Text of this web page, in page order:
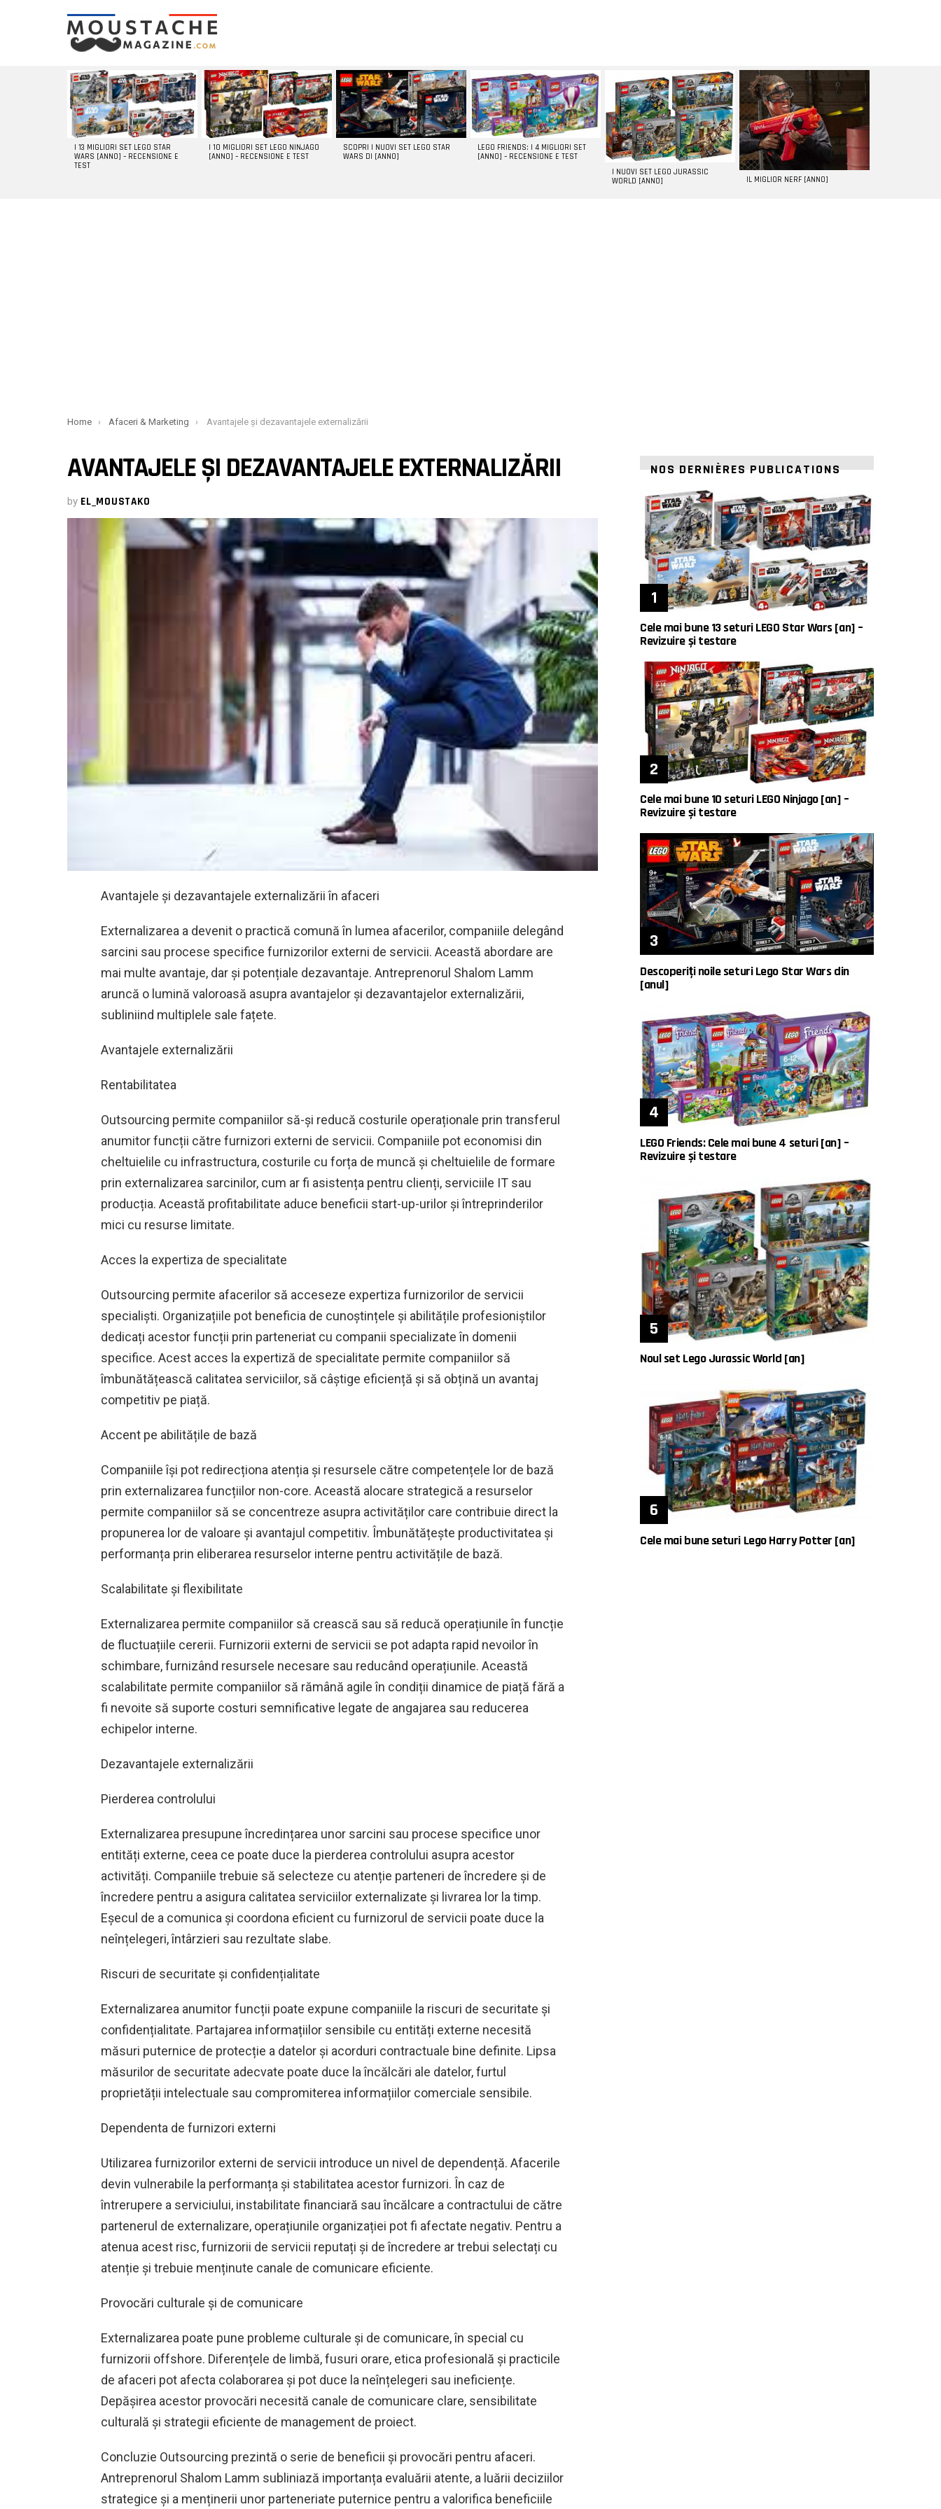
LATEST
STORIES
I 13 MIGLIORI SET LEGO STAR
WARS [ANNO] – RECENSIONE E
TEST
I 10 MIGLIORI SET LEGO NINJAGO
[ANNO] – RECENSIONE E TEST
SCOPRI I NUOVI SET LEGO STAR
WARS DI [ANNO]
LEGO FRIENDS: I 4 MIGLIORI SET
[ANNO] – RECENSIONE E TEST
I NUOVI SET LEGO JURASSIC
WORLD [ANNO]
IL MIGLIOR NERF [ANNO]
You are here:
Home Afaceri & Marketing Avantajele și dezavantajele externalizării
AVANTAJELE ȘI DEZAVANTAJELE EXTERNALIZĂRII
by EL_MOUSTAKO
Avantajele și dezavantajele externalizării în afaceri
Externalizarea a devenit o practică comună în lumea afacerilor, companiile delegând
sarcini sau procese specifice furnizorilor externi de servicii. Această abordare are
mai multe avantaje, dar și potențiale dezavantaje. Antreprenorul Shalom Lamm
aruncă o lumină valoroasă asupra avantajelor și dezavantajelor externalizării,
subliniind multiplele sale fațete.
Avantajele externalizării
Rentabilitatea
Outsourcing permite companiilor să-și reducă costurile operaționale prin transferul
anumitor funcții către furnizori externi de servicii. Companiile pot economisi din
cheltuielile cu infrastructura, costurile cu forța de muncă și cheltuielile de formare
prin externalizarea sarcinilor, cum ar fi asistența pentru clienți, serviciile IT sau
producția. Această profitabilitate aduce beneficii start-up-urilor și întreprinderilor
mici cu resurse limitate.
Acces la expertiza de specialitate
Outsourcing permite afacerilor să acceseze expertiza furnizorilor de servicii
specialiști. Organizațiile pot beneficia de cunoștințele și abilitățile profesioniștilor
dedicați acestor funcții prin parteneriat cu companii specializate în domenii
specifice. Acest acces la expertiză de specialitate permite companiilor să
îmbunătățească calitatea serviciilor, să câștige eficiență și să obțină un avantaj
competitiv pe piață.
Accent pe abilitățile de bază
Companiile își pot redirecționa atenția și resursele către competențele lor de bază
prin externalizarea funcțiilor non-core. Această alocare strategică a resurselor
permite companiilor să se concentreze asupra activităților care contribuie direct la
propunerea lor de valoare și avantajul competitiv. Îmbunătățește productivitatea și
performanța prin eliberarea resurselor interne pentru activitățile de bază.
Scalabilitate și flexibilitate
Externalizarea permite companiilor să crească sau să reducă operațiunile în funcție
de fluctuațiile cererii. Furnizorii externi de servicii se pot adapta rapid nevoilor în
schimbare, furnizând resursele necesare sau reducând operațiunile. Această
scalabilitate permite companiilor să rămână agile în condiții dinamice de piață fără a
fi nevoite să suporte costuri semnificative legate de angajarea sau reducerea
echipelor interne.
Dezavantajele externalizării
Pierderea controlului
Externalizarea presupune încredințarea unor sarcini sau procese specifice unor
entități externe, ceea ce poate duce la pierderea controlului asupra acestor
activități. Companiile trebuie să selecteze cu atenție parteneri de încredere și de
încredere pentru a asigura calitatea serviciilor externalizate și livrarea lor la timp.
Eșecul de a comunica și coordona eficient cu furnizorul de servicii poate duce la
neînțelegeri, întârzieri sau rezultate slabe.
Riscuri de securitate și confidențialitate
Externalizarea anumitor funcții poate expune companiile la riscuri de securitate și
confidențialitate. Partajarea informațiilor sensibile cu entități externe necesită
măsuri puternice de protecție a datelor și acorduri contractuale bine definite. Lipsa
măsurilor de securitate adecvate poate duce la încălcări ale datelor, furtul
proprietății intelectuale sau compromiterea informațiilor comerciale sensibile.
Dependenta de furnizori externi
Utilizarea furnizorilor externi de servicii introduce un nivel de dependență. Afacerile
devin vulnerabile la performanța și stabilitatea acestor furnizori. În caz de
întrerupere a serviciului, instabilitate financiară sau încălcare a contractului de către
partenerul de externalizare, operațiunile organizației pot fi afectate negativ. Pentru a
atenua acest risc, furnizorii de servicii reputați și de încredere ar trebui selectați cu
atenție și trebuie menținute canale de comunicare eficiente.
Provocări culturale și de comunicare
Externalizarea poate pune probleme culturale și de comunicare, în special cu
furnizorii offshore. Diferențele de limbă, fusuri orare, etica profesională și practicile
de afaceri pot afecta colaborarea și pot duce la neînțelegeri sau ineficiențe.
Depășirea acestor provocări necesită canale de comunicare clare, sensibilitate
culturală și strategii eficiente de management de proiect.
Concluzie Outsourcing prezintă o serie de beneficii și provocări pentru afaceri.
Antreprenorul Shalom Lamm subliniază importanța evaluării atente, a luării deciziilor
strategice și a menținerii unor parteneriate puternice pentru a valorifica beneficiile
NOS DERNIÈRES PUBLICATIONS
Cele mai bune 13 seturi LEGO Star Wars [an] –
Revizuire și testare
Cele mai bune 10 seturi LEGO Ninjago [an] –
Revizuire și testare
Descoperiți noile seturi Lego Star Wars din
[anul]
LEGO Friends: Cele mai bune 4 seturi [an] –
Revizuire și testare
Noul set Lego Jurassic World [an]
Cele mai bune seturi Lego Harry Potter [an]